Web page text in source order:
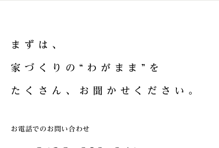
ま ず は 、
家 づ く り の “ わ が ま ま ” を
た く さ ん 、 お 聞 か せ く だ さ い 。
お電話でのお問い合わせ